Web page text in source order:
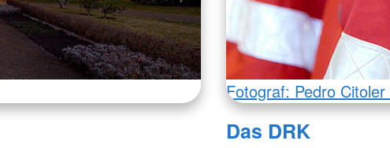
Fotograf: Pedro
Das DRK